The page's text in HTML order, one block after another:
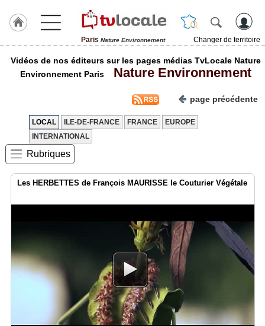
Paris Nature Environnement
Changer de territoire
J'adhère
Hulcoq
TvLocale
France
Accueil
Vidéos
Vidéos de nos éditeurs sur les pages médias TvLocale Nature
Environnement Paris
Nature Environnement
page précédente
LOCAL ILE-DE-FRANCE FRANCE
EUROPE
INTERNATIONAL
Rubriques
Les HERBETTES de François MAURISSE le Couturier Végétale